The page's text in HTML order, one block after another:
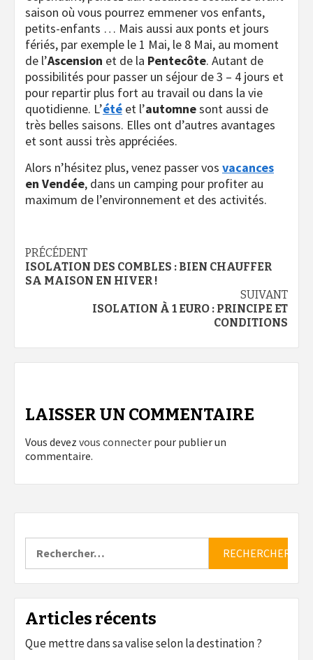
saison où vous pourrez emmener vos enfants,
petits-enfants … Mais aussi aux ponts et jours
fériés, par exemple le 1 Mai, le 8 Mai, au moment
de l’Ascension et de la Pentecôte. Autant de
possibilités pour passer un séjour de 3 – 4 jours et
pour repartir plus fort au travail ou dans la vie
quotidienne. L’été et l’automnesont aussi de
très belles saisons. Elles ont d’autres avantages
et sont aussi très appréciées.
Alors n’hésitez plus, venez passer vos vacances
en Vendée, dans un camping pour profiter au
maximum de l’environnement et des activités.
Navigation
d’article
PRÉCÉDENT
ISOLATION DES COMBLES : BIEN CHAUFFER
SA MAISON EN HIVER !
SUIVANT
ISOLATION À 1 EURO : PRINCIPE ET
CONDITIONS
LAISSER UN COMMENTAIRE
Vous devez vous connecter pour publier un
commentaire.
Articles récents
Que mettre dans sa valise selon la destination ?